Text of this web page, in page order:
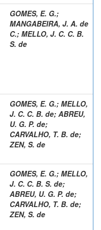
GOMES, E. G.;
MANGABEIRA, J. A. de
C.; MELLO, J. C. C. B.
S. de
GOMES, E. G.; MELLO,
J. C. C. B. de; ABREU,
U. G. P. de;
CARVALHO, T. B. de;
ZEN, S. de
GOMES, E. G.; MELLO,
J. C. C. B. S. de;
ABREU, U. G. P. de;
CARVALHO, T. B. de;
ZEN, S. de